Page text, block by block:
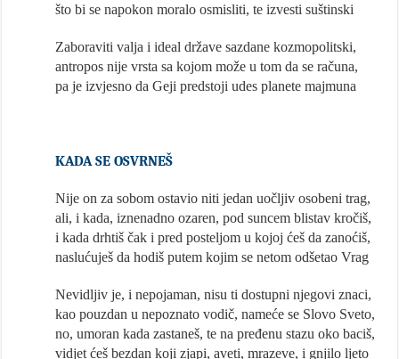
što bi se napokon moralo osmisliti, te izvesti suštinski
Zaboraviti valja i ideal države sazdane kozmopolitski,
antropos nije vrsta sa kojom može u tom da se računa,
pa je izvjesno da Geji predstoji udes planete majmuna
KADA SE OSVRNEŠ
Nije on za sobom ostavio niti jedan uočljiv osobeni trag,
ali, i kada, iznenadno ozaren, pod suncem blistav kročiš,
i kada drhtiš čak i pred posteljom u kojoj ćeš da zanoćiš,
naslućuješ da hodiš putem kojim se netom odšetao Vrag
Nevidljiv je, i nepojaman, nisu ti dostupni njegovi znaci,
kao pouzdan u nepoznato vodič, nameće se Slovo Sveto,
no, umoran kada zastaneš, te na pređenu stazu oko baciš,
vidjet ćeš bezdan koji zjapi, aveti, mrazeve, i gnjilo ljeto